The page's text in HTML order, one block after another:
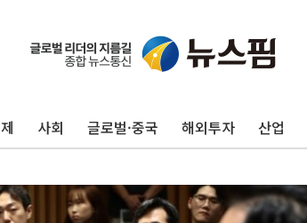
사회 글로벌·중국 해외투자 산업